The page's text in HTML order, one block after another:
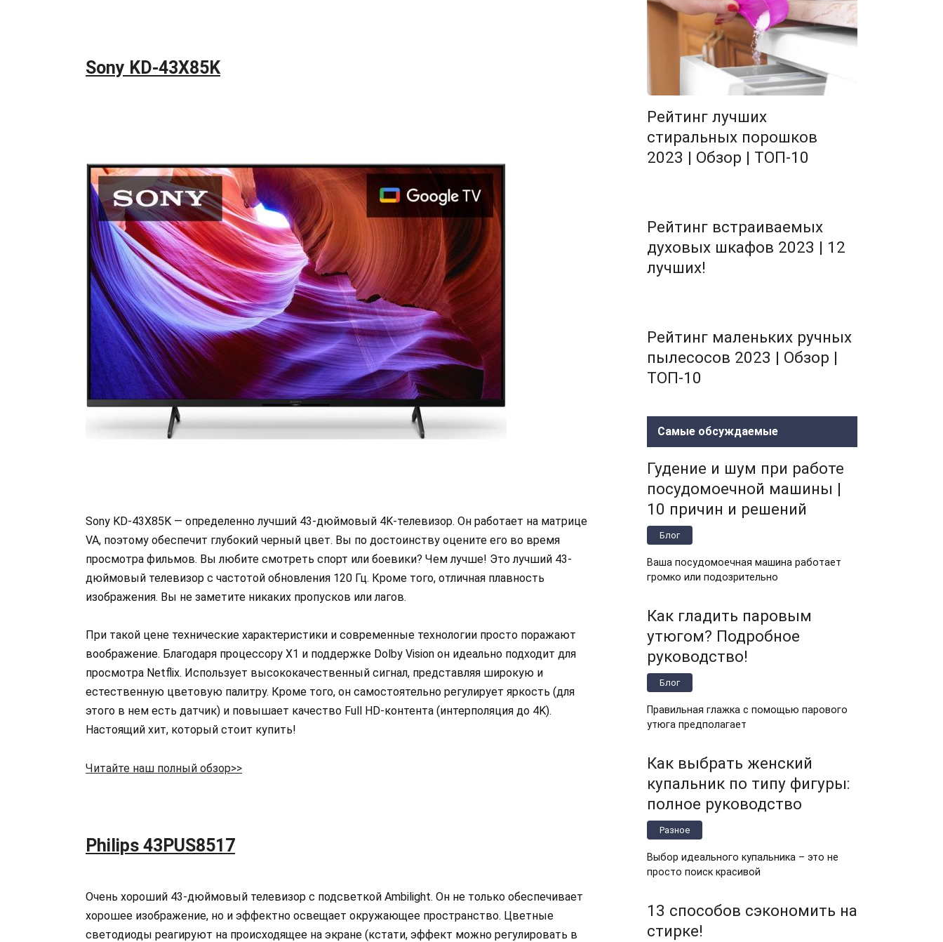
Sony KD-43X85K
Sony KD-43X85K — определенно лучший 43-дюймовый 4K-телевизор. Он работает на матрице
VA, поэтому обеспечит глубокий черный цвет. Вы по достоинству оцените его во время
просмотра фильмов. Вы любите смотреть спорт или боевики? Чем лучше! Это лучший 43-
дюймовый телевизор с частотой обновления 120 Гц. Кроме того, отличная плавность
изображения. Вы не заметите никаких пропусков или лагов.
При такой цене технические характеристики и современные технологии просто поражают
воображение. Благодаря процессору X1 и поддержке Dolby Vision он идеально подходит для
просмотра Netflix. Использует высококачественный сигнал, представляя широкую и
естественную цветовую палитру. Кроме того, он самостоятельно регулирует яркость (для
этого в нем есть датчик) и повышает качество Full HD-контента (интерполяция до 4K).
Настоящий хит, который стоит купить!
Читайте наш полный обзор>>
Philips 43PUS8517
Очень хороший 43-дюймовый телевизор с подсветкой Ambilight. Он не только обеспечивает
хорошее изображение, но и эффектно освещает окружающее пространство. Цветные
светодиоды реагируют на происходящее на экране (кстати, эффект можно регулировать в
Рейтинг лучших
стиральных порошков
2023 | Обзор | ТОП-10
Рейтинг встраиваемых
духовых шкафов 2023 | 12
лучших!
Рейтинг маленьких ручных
пылесосов 2023 | Обзор |
ТОП-10
Самые обсуждаемые
Гудение и шум при работе
посудомоечной машины |
10 причин и решений
Блог
Ваша посудомоечная машина работает
громко или подозрительно
Как гладить паровым
утюгом? Подробное
руководство!
Блог
Правильная глажка с помощью парового
утюга предполагает
Как выбрать женский
купальник по типу фигуры:
полное руководство
Разное
Выбор идеального купальника – это не
просто поиск красивой
13 способов сэкономить на
стирке!